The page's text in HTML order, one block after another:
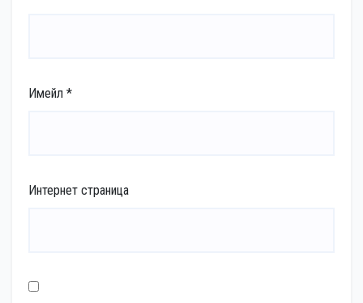
Имейл *
Интернет страница